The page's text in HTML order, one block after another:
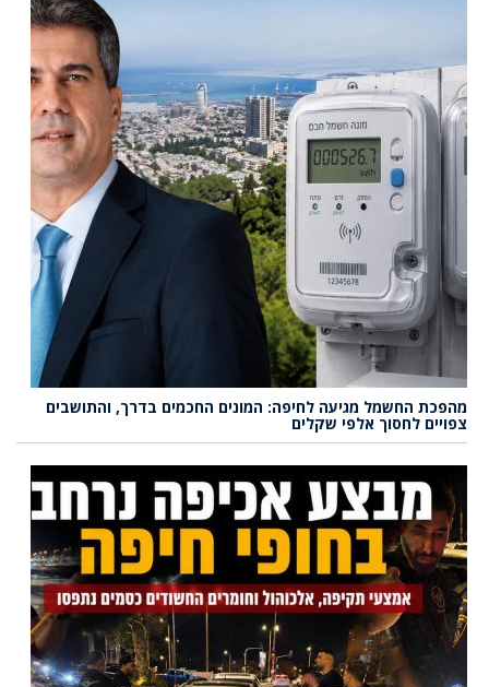
מהפכת החשמל מגיעה לחיפה: המונים החכמים בדרך, והתושבים
צפויים לחסוך אלפי שקלים